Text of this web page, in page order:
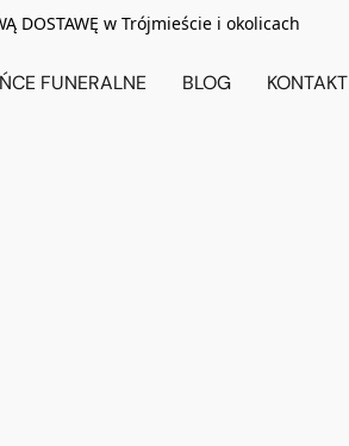
DOSTAWĘ w Trójmieście i okolicach
FUNERALNE BLOG KONTAKT